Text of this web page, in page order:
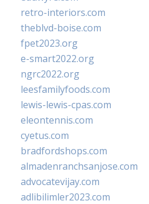
retro-interiors.com
theblvd-boise.com
fpet2023.org
e-smart2022.org
ngrc2022.org
leesfamilyfoods.com
lewis-lewis-cpas.com
eleontennis.com
cyetus.com
bradfordshops.com
almadenranchsanjose.com
advocatevijay.com
adlibilimler2023.com